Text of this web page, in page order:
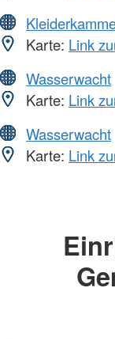
Karte: Link
Wasserwacht
Karte: Link
Wasserwacht
Karte: Link